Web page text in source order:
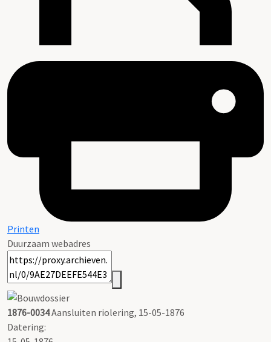
Printen
Duurzaam webadres
1876-0034Aansluiten riolering, 15-05-1876
Datering: